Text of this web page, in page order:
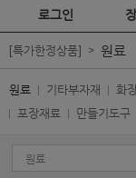
로그인
[특가한정상품] 원료
원료 기타부자재 화
포장재료
만들기도구